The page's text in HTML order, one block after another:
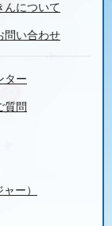
んについて
問い合わせ
ター
質問
ー）